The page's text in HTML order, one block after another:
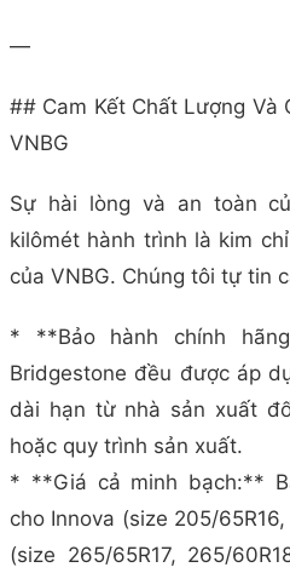
—
## Cam Kết Chất Lượng Và
VNBG
Sự hài lòng và an toàn
kilômét hành trình là kim
của VNBG. Chúng tôi tự tin
* **Bảo hành chính
Bridgestone đều được áp
dài hạn từ nhà sản xuất
hoặc quy trình sản xuất.
* **Giá cả minh bạch:**
cho Innova (size 205/
(size 265/65R17, 265/